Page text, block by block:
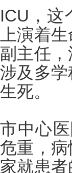
ICU，这
上演着
副主任
涉及多
生死。
市中心
危重，
家就患